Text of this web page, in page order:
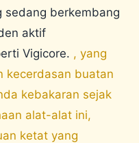
sedang berkembang
aktif
Vigicore. , yang
kecerdasan buatan
kebakaran sejak
alat-alat ini,
ketat yang